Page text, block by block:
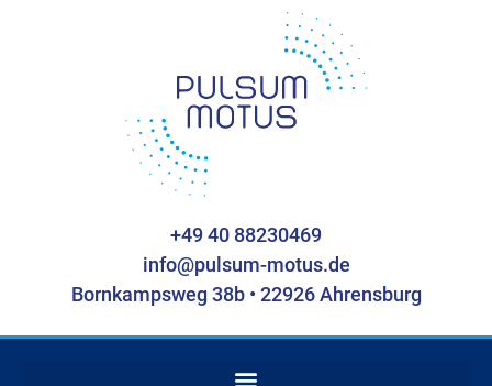
+49 40 88230469
info@pulsum-motus.de
Bornkampsweg 38b • 22926 Ahrensburg